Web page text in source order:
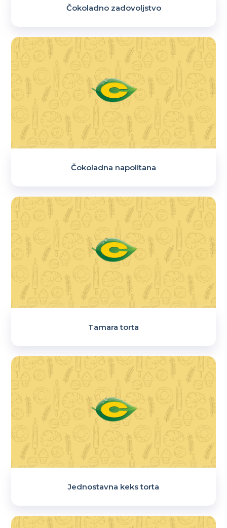
Čokoladno zadovoljstvo
Čokoladna napolitana
Tamara torta
Jednostavna keks torta